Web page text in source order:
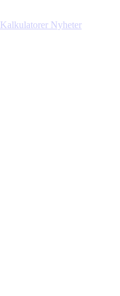
Kalkulatorer Nyheter